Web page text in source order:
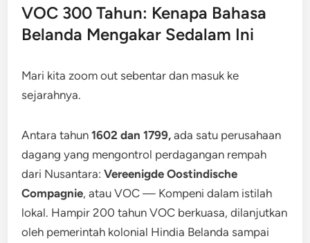
VOC 300 Tahun: Kenapa Bahasa
Belanda Mengakar Sedalam Ini
Mari kita zoom out sebentar dan masuk ke
sejarahnya.
Antara tahun1602 dan 1799, ada satu perusahaan
dagang yang mengontrol perdagangan rempah
dari Nusantara:Vereenigde Oostindische
Compagnie, atau VOC — Kompeni dalam istilah
lokal. Hampir 200 tahun VOC berkuasa, dilanjutkan
oleh pemerintah kolonial Hindia Belanda sampai